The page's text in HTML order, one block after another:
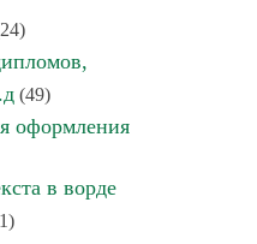
(49)
оформления
в ворде